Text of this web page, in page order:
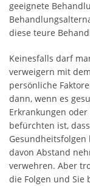
geeignete
diese teure
Keinesfalls darf
verweigern mit
persönliche
dann, wenn es
Erkrankungen
befürchten ist,
davon Abstand
verwehren. Aber
die Folgen und Sie